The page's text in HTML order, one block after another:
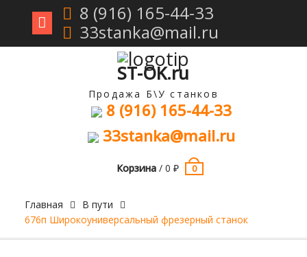
Перейти
8 (916) 165-44-33
33stanka@mail.ru
ST-OK.ru
Продажа Б\У станков
8 (916) 165-44-33
33stanka@mail.ru
Корзина/ 0 ₽ 0
Главная
В пути
676п Широкоуниверсальный фрезерный станок